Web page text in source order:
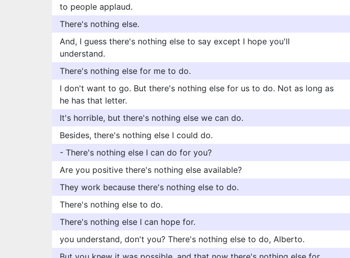
to people applaud.
There's nothing else.
And, I guess there's nothing else to say except I hope you'll
understand.
There's nothing else for me to do.
I don't want to go. But there's nothing else for us to do. Not as long as
he has that letter.
It's horrible, but there's nothing else we can do.
Besides, there's nothing else I could do.
- There's nothing else I can do for you?
Are you positive there's nothing else available?
They work because there's nothing else to do.
There's nothing else to do.
There's nothing else I can hope for.
you understand, don't you? There's nothing else to do, Alberto.